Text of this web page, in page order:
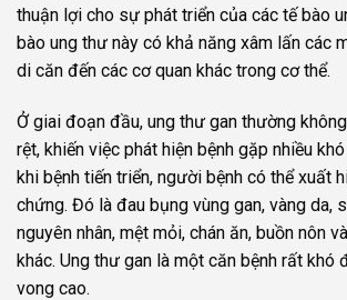
thuận lợi cho sự phát triển của các tế bào
bào ung thư này có khả năng xâm lấn các
di căn đến các cơ quan khác trong cơ thể.
Ở giai đoạn đầu, ung thư gan thường
rệt, khiến việc phát hiện bệnh gặp nhiều
khi bệnh tiến triển, người bệnh có thể xuất
chứng. Đó là đau bụng vùng gan, vàng da,
nguyên nhân, mệt mỏi, chán ăn, buồn nôn
khác. Ung thư gan là một căn bệnh rất khó
vong cao.